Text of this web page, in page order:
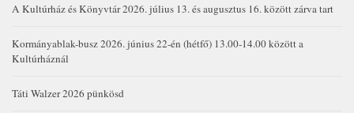
A Kultúrház és Könyvtár 2026. július 13. és augusztus 16. között zárva tart
Kormányablak-busz 2026. június 22-én (hétfő) 13.00-14.00 között a
Kultúrháznál
Táti Walzer 2026 pünkösd